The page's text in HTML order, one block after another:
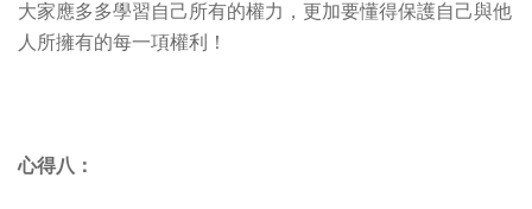
大家應多多學習自己所有的權力，更加要懂得保護自己與他
人所擁有的每一項權利！
心得八：